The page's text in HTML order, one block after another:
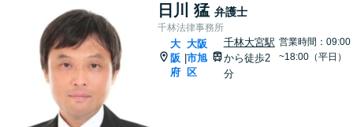
日川 猛 弁護士
千林法律事務所
大
阪
府
|
大阪
市旭
区
千林大宮駅
から徒歩2
分
営業時間：09:00
~18:00（平日）